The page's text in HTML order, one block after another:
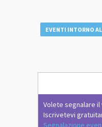
EVENTI INTORNO
Volete segnalare
Iscrivetevi
Segnalazione